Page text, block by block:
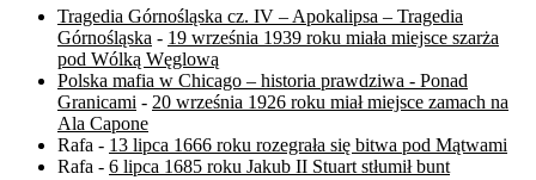
Tragedia Górnośląska cz. IV – Apokalipsa – Tragedia
Górnośląska - 19 września 1939 roku miała miejsce szarża
pod Wólką Węglową
Polska mafia w Chicago – historia prawdziwa - Ponad
Granicami - 20 września 1926 roku miał miejsce zamach na
Ala Capone
Rafa - 13 lipca 1666 roku rozegrała się bitwa pod Mątwami
Rafa - 6 lipca 1685 roku Jakub II Stuart stłumił bunt